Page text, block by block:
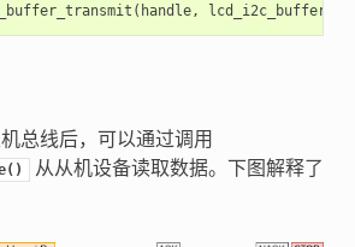
( handle, lcd_i2c_buffer
总线后，可以通过调用
从从机设备读取数据。下图解释了